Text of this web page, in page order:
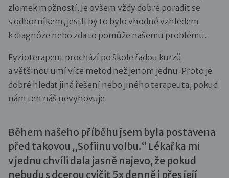
zlomek možností. Je ovšem vždy dobré poradit se
s odborníkem, jestli by to bylo vhodné vzhledem
k diagnóze nebo zda to pomůže našemu problému.
Fyzioterapeut prochází po škole řadou kurzů
a většinou umí více metod než jenom jednu. Proto je
dobré hledat jiná řešení nebo jiného terapeuta, pokud
nám ten náš nevyhovuje.
Během našeho příběhu jsem byla postavena
před takovou „Sofiinu volbu.“ Lékařka mi
v jednu chvíli dala jasně najevo, že pokud
nebudu s dcerou cvičit 5x denně i přes její